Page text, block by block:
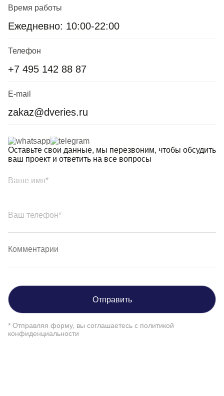
Время работы
Ежедневно: 10:00-22:00
Телефон
+7 495 142 88 87
E-mail
zakaz@dveries.ru
Оставьте свои данные, мы перезвоним, чтобы обсудить
ваш проект и ответить на все вопросы
Отправить
* Отправляя форму, вы соглашаетесь с политикой
конфиденциальности